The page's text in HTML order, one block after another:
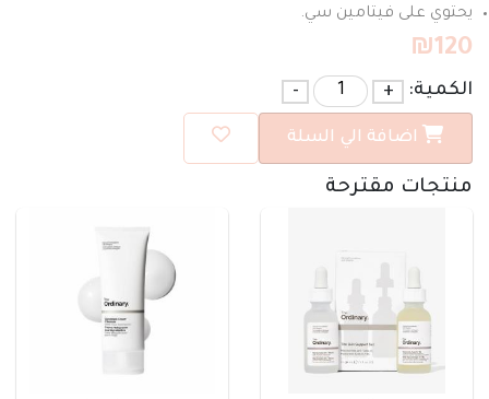
يحتوي على فيتامين سي.
₪120
الكمية: +
-
اضافة الي السلة
منتجات مقترحة